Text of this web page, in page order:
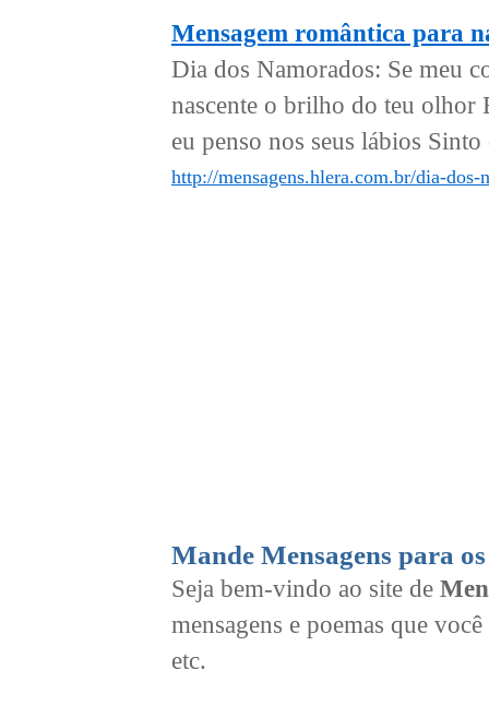
Mensagem romântica para
Dia dos Namorados: Se meu
nascente o brilho do teu olhor
eu penso nos seus lábios
http://mensagens.hlera.com.br/dia-dos-
Mande Mensagens para
Seja bem-vindo ao site de
mensagens e poemas que
etc.